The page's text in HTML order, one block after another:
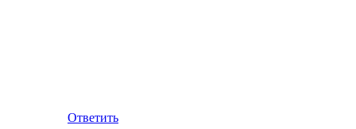
Ответить